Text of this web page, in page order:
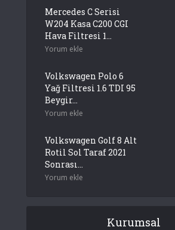
Mercedes C Serisi
W204 Kasa C200 CGI
Hava Filtresi 1...
Yorum ekle
Volkswagen Polo 6
Yağ Filtresi 1.6 TDI 95
Beygir...
Yorum ekle
Volkswagen Golf 8 Alt
Rotil Sol Taraf 2021
Sonrası...
Yorum ekle
Kurumsal